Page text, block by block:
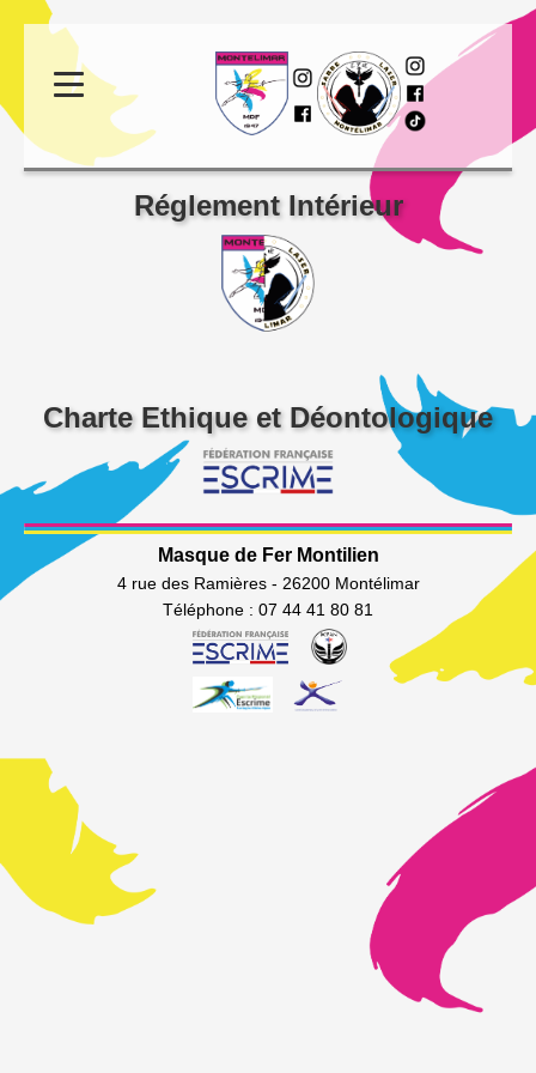
Réglement Intérieur
Charte Ethique et Déontologique
Masque de Fer Montilien
4 rue des Ramières - 26200 Montélimar
Téléphone : 07 44 41 80 81